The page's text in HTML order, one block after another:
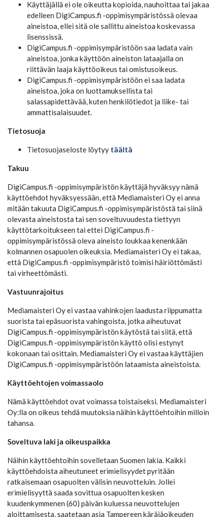
Käyttäjällä ei ole oikeutta kopioida, nauhoittaa tai jakaa
edelleen DigiCampus.fi -oppimisympäristössä olevaa
aineistoa, ellei sitä ole sallittu aineistoa koskevassa
lisenssissä.
DigiCampus.fi -oppimisympäristöön saa ladata vain
aineistoa, jonka käyttöön aineiston lataajalla on
riittävän laaja käyttöoikeus tai omistusoikeus.
DigiCampus.fi -oppimisympäristöön ei saa ladata
aineistoa, joka on luottamuksellista tai
salassapidettävää, kuten henkilötiedot ja liike- tai
ammattisalaisuudet.
Tietosuoja
Tietosuojaseloste löytyy täältä
Takuu
DigiCampus.fi -oppimisympäristön käyttäjä hyväksyy nämä
käyttöehdot hyväksyessään, että Mediamaisteri Oy ei anna
mitään takuuta DigiCampus.fi -oppimisympäristöstä tai siinä
olevasta aineistosta tai sen soveltuvuudesta tiettyyn
käyttötarkoitukseen tai ettei DigiCampus.fi -
oppimisympäristössä oleva aineisto loukkaa kenenkään
kolmannen osapuolen oikeuksia. Mediamaisteri Oy ei takaa,
että DigiCampus.fi -oppimisympäristö toimisi häiriöttömästi
tai virheettömästi.
Vastuunrajoitus
Mediamaisteri Oy ei vastaa vahinkojen laadusta riippumatta
suorista tai epäsuorista vahingoista, jotka aiheutuvat
DigiCampus.fi -oppimisympäristön käytöstä tai siitä, että
DigiCampus.fi -oppimisympäristön käyttö olisi estynyt
kokonaan tai osittain. Mediamaisteri Oy ei vastaa käyttäjien
DigiCampus.fi -oppimisympäristöön lataamista aineistoista.
Käyttöehtojen voimassaolo
Nämä käyttöehdot ovat voimassa toistaiseksi. Mediamaisteri
Oy:lla on oikeus tehdä muutoksia näihin käyttöehtoihin milloin
tahansa.
Soveltuva laki ja oikeuspaikka
Näihin käyttöehtoihin sovelletaan Suomen lakia. Kaikki
käyttöehdoista aiheutuneet erimielisyydet pyritään
ratkaisemaan osapuolten välisin neuvotteluin. Jollei
erimielisyyttä saada sovittua osapuolten kesken
kuudenkymmenen (60) päivän kuluessa neuvottelujen
aloittamisesta, saatetaan asia Tampereen käräjäoikeuden